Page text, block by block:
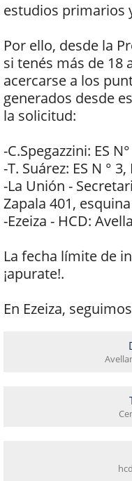
estudios primarios
Por ello, desde la
si tenés más de 18
acercarse a los
generados desde
la solicitud:
-C.Spegazzini: ES
-T. Suárez: ES N °
-La Unión -
Zapala 401,
-Ezeiza - HCD:
La fecha límite de
¡apurate!.
En Ezeiza,